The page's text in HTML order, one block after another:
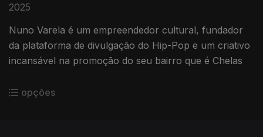
2025
Nuno Varela é um empreendedor cultural, fundador
da plataforma de divulgação do Hip-Pop e um criativo
incansável na promoção do seu bairro que é Chelas
opções